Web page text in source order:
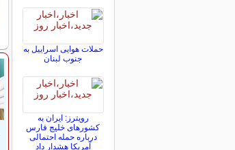
حملات هوایی اسراییل به
جنوب لبنان
رویترز: ایران به
کشورهای خلیج فارس
درباره حمله احتمالی
آمریکا هشدار داد